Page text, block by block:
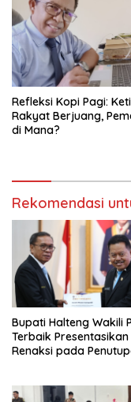
Refleksi Kopi Pagi:
Rakyat Berjuang,
di Mana?
Rekomendasi
Bupati Halteng Wakili
Terbaik Presentasikan
Renaksi pada